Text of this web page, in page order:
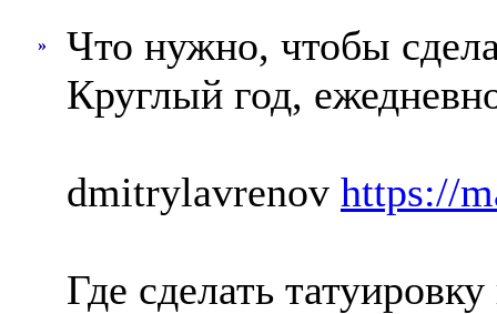
»
Что нужно, чтобы
Круглый год,
dmitrylavrenov https://
Где сделать